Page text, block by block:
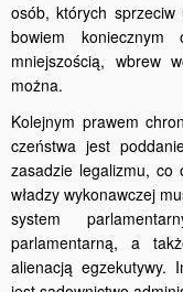
osób, których
bowiem koniecznym
mniejszoś­cią, wbrew
można.
Kolejnym prawem
czeństwa jest
zasadzie legalizmu, co
władzy wyko­nawczej
system
parlamentarną, a
alienacją egzekutywy.